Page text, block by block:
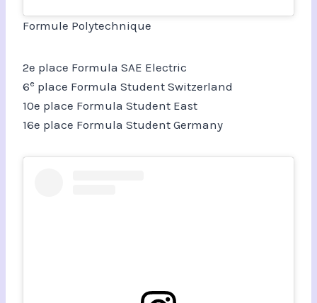
Formule Polytechnique
2e place Formula SAE Electric
6e place Formula Student Switzerland
10e place Formula Student East
16e place Formula Student Germany